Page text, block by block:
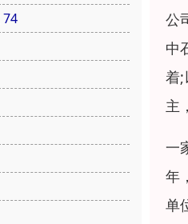
74
公
中
着;
主
一
年
单